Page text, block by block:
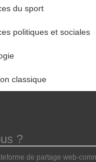
du sport
politiques et sociales
classique
?
de partage web-